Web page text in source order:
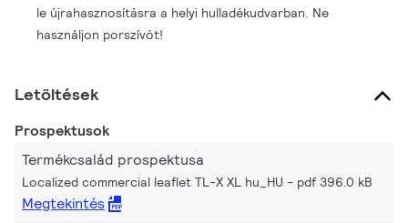
le újrahasznosításra a helyi hulladékudvarban. Ne
használjon porszívót!
Letöltések
Prospektusok
Termékcsalád prospektusa
Localized commercial leaflet TL-X XL hu_HU pdf 396.0 kB
Megtekintés